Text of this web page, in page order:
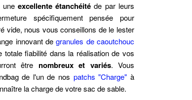
une excellente étanchéité de par leurs
spécifiquement pensée pour
vide, nous vous conseillons de le lester
innovantdegranules de caoutchouc
totale fiabilité dans la réalisation de vos
être nombreux et variés. Vous
de l'un de nos patchs "Charge" à
la charge de votre sac de sable.